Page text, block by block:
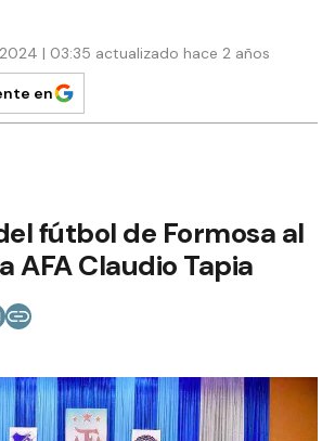
| 03:35 actualizado hace 2 años
en
fútbol de Formosa al
AFA Claudio Tapia